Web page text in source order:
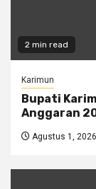
2 min read
Karimun
Bupati
Anggaran
Agustus 1, 2026